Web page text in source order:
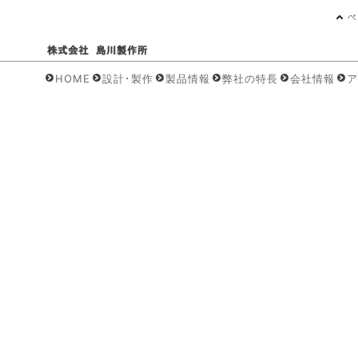
HOME 設計･製作 製品情報 弊社の特長 会社情報